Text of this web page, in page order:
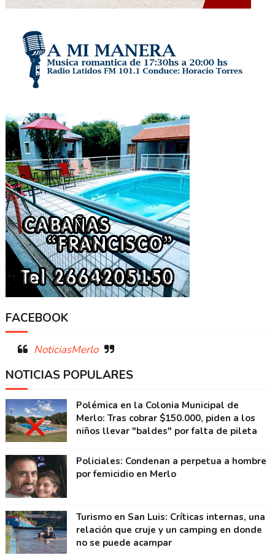
FACEBOOK
NoticiasMerlo
NOTICIAS POPULARES
Polémica en la Colonia Municipal de
Merlo: Tras cobrar $150.000, piden a los
niños llevar "baldes" por falta de pileta
Policiales: Condenan a perpetua a hombre
por femicidio en Merlo
Turismo en San Luis: Críticas internas, una
relación que cruje y un camping en donde
no se puede acampar